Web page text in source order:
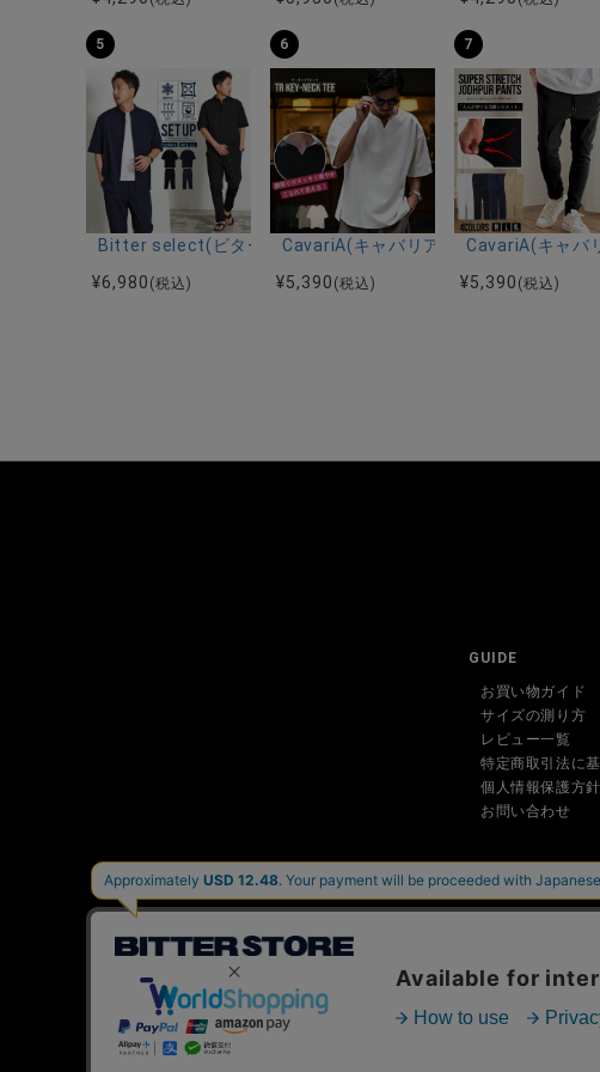
5
Bitter select(ビターセレクト)接触冷感スーパーストレッチバ
¥6,980 (税込)
6
CavariA(キャバリア)キーネック半袖T
¥5,390 (税込)
7
CavariA(キャバ
¥5,390 (税込)
GUIDE
お買い物ガイド
サイズの測り方
レビュー一覧
特定商取引法に
個人情報保護方針
お問い合わせ